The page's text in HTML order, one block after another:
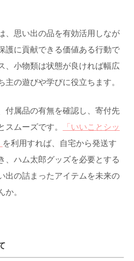
、思い出の品を有効活用しなが
護に貢献できる価値ある行動で
、小物類は状態が良ければ幅広
主の遊びや学びに役立ちます。
付属品の有無を確認し、寄付先
スムーズです。
「いいことシッ
を利用すれば、自宅から発送す
、ハム太郎グッズを必要とする
出の詰まったアイテムを未来の
か。